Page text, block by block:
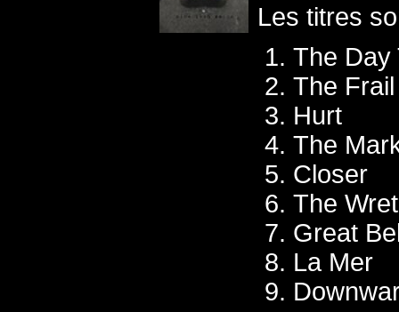
Les titres
The Day
The Frail
Hurt
The
Closer
The
Great
La Mer